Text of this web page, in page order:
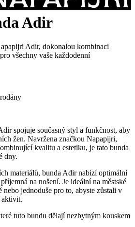
Adir
Adir, dokonalou kombinaci
všechny vaše každodenní
spojuje současný styl a funkčnost, aby
žen. Navržena značkou Napapijri,
kvalitu a estetiku, je tato bunda
dny.
materiálů, bunda Adir nabízí optimální
na nošení. Je ideální na městské
jednoduše pro to, abyste zůstali v
aktivit.
tuto bundu dělají nezbytným kouskem